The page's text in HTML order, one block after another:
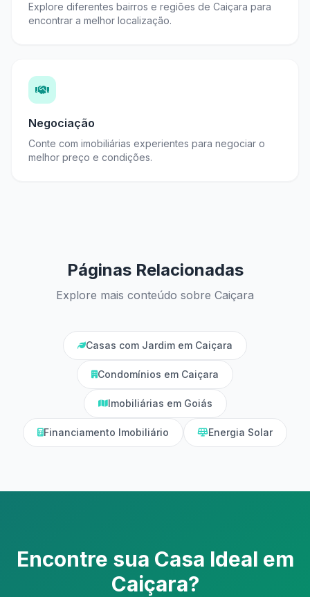
Explore diferentes bairros e regiões de Caiçara para
encontrar a melhor localização.
Negociação
Conte com imobiliárias experientes para negociar o
melhor preço e condições.
Páginas Relacionadas
Explore mais conteúdo sobre Caiçara
Casas com Jardim em Caiçara
Condomínios em Caiçara
Imobiliárias em Goiás
Financiamento Imobiliário Energia Solar
Encontre sua Casa Ideal em
Caiçara?